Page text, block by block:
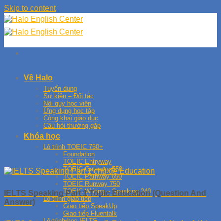
Skip to content
Về Halo
Tuyển dụng
Sự kiện – Đối tác
Nội quy học viên
Ứng dụng học tập
Công khai giáo dục
Câu hỏi thường gặp
Khóa học
Lộ trình TOEIC 750+
Foundation
TOEIC Entryway
TOEIC Gateway 550
TOEIC Pathway 650
TOEIC Runway 750
TOEIC Writing – Speaking 240
Lộ trình giao tiếp
Giao tiếp SpeakUp
Giao tiếp Fluentalk
IELTS Speaking Part 1 Topic Education (Question And
Answer)